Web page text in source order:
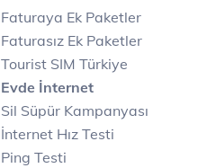
Faturaya Ek Paketler
Faturasız Ek Paketler
Tourist SIM Türkiye
Evde İnternet
Sil Süpür Kampanyası
İnternet Hız Testi
Ping Testi